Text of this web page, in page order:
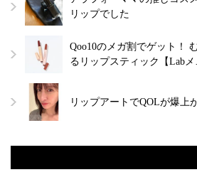
リップでした
Qoo10のメガ割でゲット！
るリップスティック【Labメ
リップアートでQOLが爆上